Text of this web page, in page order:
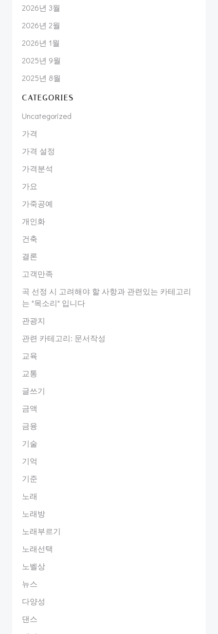
2026년 3월
2026년 2월
2026년 1월
2025년 9월
2025년 8월
CATEGORIES
Uncategorized
가격
가격 설정
가격분석
가요
가죽공예
개인화
건축
결론
고객만족
곡 선정 시 고려해야 할 사항과 관련있는 카테고리
는 "목소리" 입니다
관광지
관련 카테고리: 문서작성
교육
교통
글쓰기
금액
금융
기술
기억
기준
노래
노래방
노래부르기
노래선택
노벨상
뉴스
다양성
댄스